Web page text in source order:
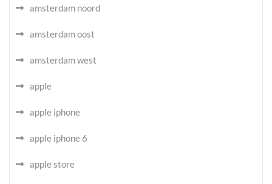
amsterdam noord
amsterdam oost
amsterdam west
apple
apple iphone
apple iphone 6
apple store